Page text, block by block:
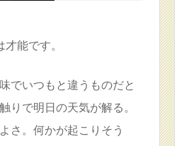
能です。
でいつもと違うものだと
りで明日の天気が解る。
さ。何かが起こりそう